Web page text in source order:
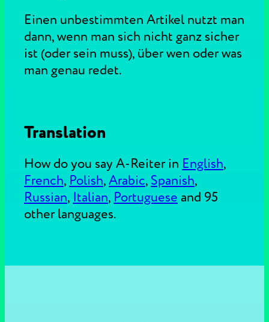
Einen unbestimmten Artikel nutzt man
dann, wenn man sich nicht ganz sicher
ist (oder sein muss), über wen oder was
man genau redet.
Translation
How do you say A-Reiter in English,
French, Polish,Arabic, Spanish,
Russian, Italian, Portuguese and 95
other languages.